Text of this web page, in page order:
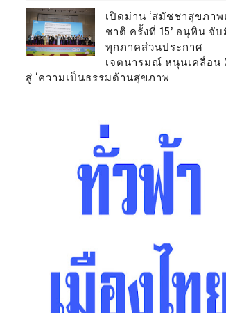
เปิดม่าน ‘สมัชชาสุขภา
ชาติ ครั้งที่ 15’ อนุทิน จั
ทุกภาคส่วนประกาศ
เจตนารมณ์ หนุนเคลื่อน
สู่ ‘ความเป็นธรรมด้านสุขภาพ